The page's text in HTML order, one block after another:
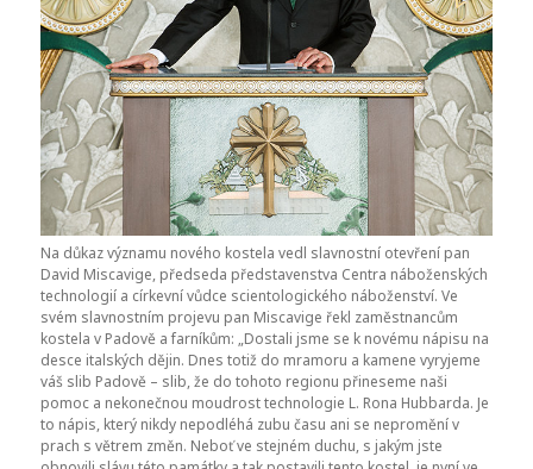
Na důkaz významu nového kostela vedl slavnostní otevření pan
David Miscavige, předseda představenstva Centra náboženských
technologií a církevní vůdce scientologického náboženství. Ve
svém slavnostním projevu pan Miscavige řekl zaměstnancům
kostela v Padově a farníkům: „Dostali jsme se k novému nápisu na
desce italských dějin. Dnes totiž do mramoru a kamene vyryjeme
váš slib Padově – slib, že do tohoto regionu přineseme naši
pomoc a nekonečnou moudrost technologie L. Rona Hubbarda. Je
to nápis, který nikdy nepodléhá zubu času ani se nepromění v
prach s větrem změn. Neboť ve stejném duchu, s jakým jste